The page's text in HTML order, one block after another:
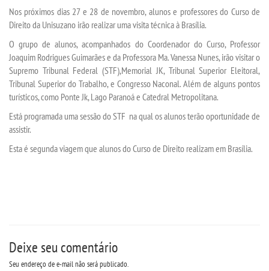
VALORES
TRANSFERÃªNCIA
PUBLICAÃ§ÃΜES
Nos próximos dias 27 e 28 de novembro, alunos e professores do Curso de
Direito da Unisuzano irão realizar uma visita técnica à Brasília.
O grupo de alunos, acompanhados do Coordenador do Curso, Professor
Joaquim Rodrigues Guimarães e da Professora Ma. Vanessa Nunes, irão visitar o
Supremo Tribunal Federal (STF),Memorial JK, Tribunal Superior Eleitoral,
Tribunal Superior do Trabalho, e Congresso Naconal. Além de alguns pontos
turísticos, como Ponte Jk, Lago Paranoá e Catedral Metropolitana.
Está programada uma sessão do STF na qual os alunos terão oportunidade de
assistir.
Esta é segunda viagem que alunos do Curso de Direito realizam em Brasília.
Deixe seu comentário
Seu endereço de e-mail não será publicado.